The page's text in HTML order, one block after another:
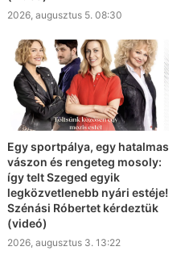
2026, augusztus 5. 08:30
Egy sportpálya, egy hatalmas
vászon és rengeteg mosoly:
így telt Szeged egyik
legközvetlenebb nyári estéje!
Szénási Róbertet kérdeztük
(videó)
2026, augusztus 3. 13:22